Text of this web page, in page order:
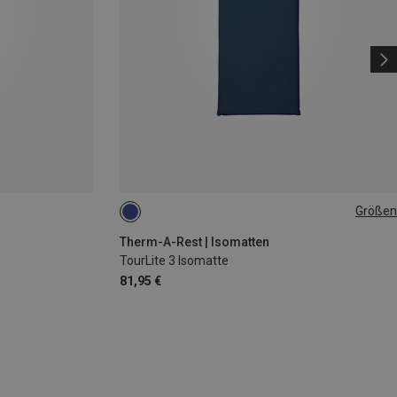
Größen
Therm-A-Rest | Isomatten
TourLite 3 Isomatte
81,95 €
196X64CM